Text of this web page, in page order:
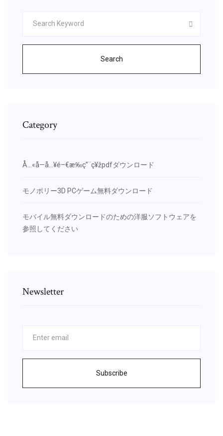
Search
Category
Å…«å­—å…¥é–€æ‰ç”¨ç¥žpdfダウンロード
モノポリー3D PCゲーム無料ダウンロード
モバイル無料ダウンロードのための洋服ソフトウェアを
参照してください
Newsletter
Subscribe